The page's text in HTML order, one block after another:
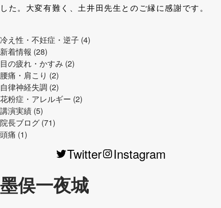
した。大変有難く、土井田先生とのご縁に感謝です。
冷え性・不妊症・逆子 (4)
新着情報 (28)
目の疲れ・かすみ (2)
腰痛・肩こり (2)
自律神経失調 (2)
花粉症・アレルギー (2)
講演実績 (5)
院長ブログ (71)
頭痛 (1)
Twitter Instagram
墨俣一夜城